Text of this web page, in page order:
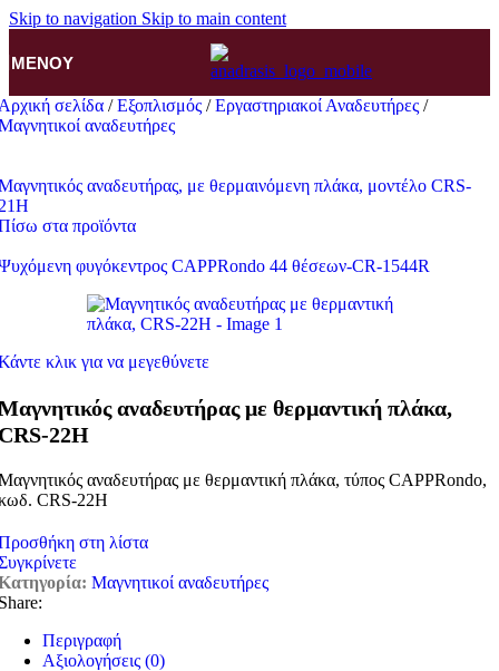
Skip to navigation Skip to main content
ΜΕΝΟΎ
σελίδα / Εξοπλισμός / Εργαστηριακοί Αναδευτήρες /
αναδευτήρες
αναδευτήρας, με θερμαινόμενη πλάκα, μοντέλο CRS-
στα προϊόντα
φυγόκεντρος CAPPRondo 44 θέσεων-CR-1544R
κλικ για να μεγεθύνετε
αναδευτήρας με θερμαντική πλάκα,
22H
αναδευτήρας με θερμαντική πλάκα, τύπος CAPPRondo,
CRS-22H
στη λίστα
Μαγνητικοί αναδευτήρες
Περιγραφή
Αξιολογήσεις (0)